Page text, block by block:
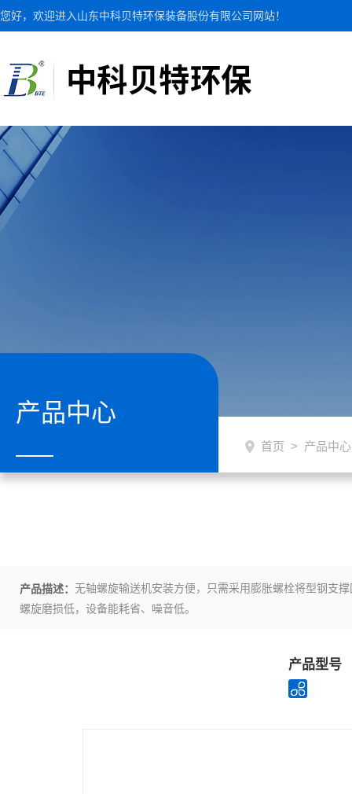
您好，欢迎进入山东中科贝特环保装备股份有限公司网站！
产品中心
首页 > 产品中心
产品描述： 无轴螺旋输送机安装方便，只需采用膨胀螺栓将型钢支
螺旋磨损低，设备能耗省、噪音低。
产品型号